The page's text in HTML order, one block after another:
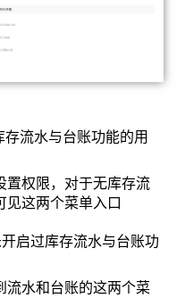
流水与台账功能的用
置权限，对于无库存流
见这两个菜单入口
启过库存流水与台账功
流水和台账的这两个菜